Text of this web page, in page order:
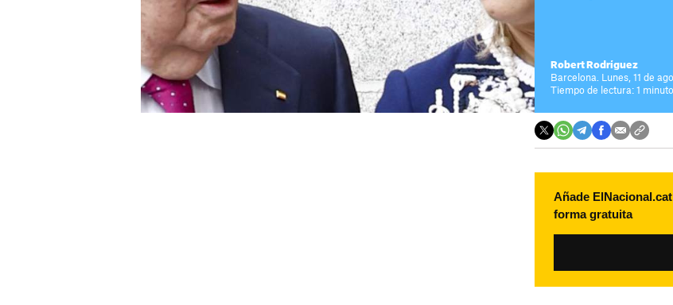
Robert Rodríguez
Barcelona. Lunes, 11 de
Tiempo de lectura: 1 minuto
Añade
forma gratuita